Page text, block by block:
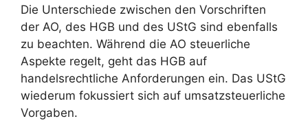
Die Unterschiede zwischen den Vorschriften
der AO, des HGB und des UStG sind ebenfalls
zu beachten. Während die AO steuerliche
Aspekte regelt, geht das HGB auf
handelsrechtliche Anforderungen ein. Das UStG
wiederum fokussiert sich auf umsatzsteuerliche
Vorgaben.